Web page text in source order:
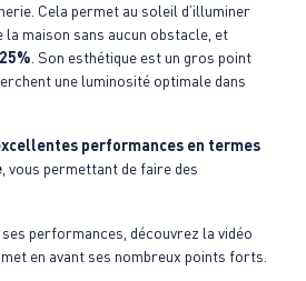
Cela permet au soleil d’illuminer
la maison sans aucun obstacle, et
. Son esthétique est un gros point
une luminosité optimale dans
performances en termes
, vous permettant de faire des
performances, découvrez la vidéo
en avant ses nombreux points forts.